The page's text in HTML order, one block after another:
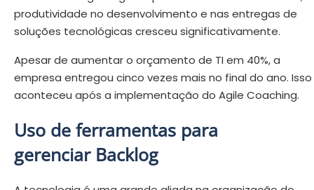
produtividade no desenvolvimento e nas entregas de
soluções tecnológicas cresceu significativamente.
Apesar de aumentar o orçamento de TI em 40%, a
empresa entregou cinco vezes mais no final do ano. Isso
aconteceu após a implementação do Agile Coaching.
Uso de ferramentas para
gerenciar Backlog